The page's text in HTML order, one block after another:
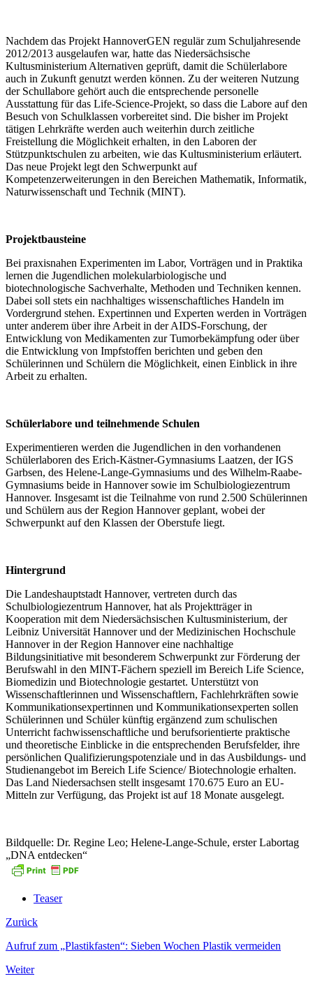
Nachdem das Projekt HannoverGEN regulär zum Schuljahresende
2012/2013 ausgelaufen war, hatte das Niedersächsische
Kultusministerium Alternativen geprüft, damit die Schülerlabore
auch in Zukunft genutzt werden können. Zu der weiteren Nutzung
der Schullabore gehört auch die entsprechende personelle
Ausstattung für das Life-Science-Projekt, so dass die Labore auf den
Besuch von Schulklassen vorbereitet sind. Die bisher im Projekt
tätigen Lehrkräfte werden auch weiterhin durch zeitliche
Freistellung die Möglichkeit erhalten, in den Laboren der
Stützpunktschulen zu arbeiten, wie das Kultusministerium erläutert.
Das neue Projekt legt den Schwerpunkt auf
Kompetenzerweiterungen in den Bereichen Mathematik, Informatik,
Naturwissenschaft und Technik (MINT).
Projektbausteine
Bei praxisnahen Experimenten im Labor, Vorträgen und in Praktika
lernen die Jugendlichen molekularbiologische und
biotechnologische Sachverhalte, Methoden und Techniken kennen.
Dabei soll stets ein nachhaltiges wissenschaftliches Handeln im
Vordergrund stehen. Expertinnen und Experten werden in Vorträgen
unter anderem über ihre Arbeit in der AIDS-Forschung, der
Entwicklung von Medikamenten zur Tumorbekämpfung oder über
die Entwicklung von Impfstoffen berichten und geben den
Schülerinnen und Schülern die Möglichkeit, einen Einblick in ihre
Arbeit zu erhalten.
Schülerlabore und teilnehmende Schulen
Experimentieren werden die Jugendlichen in den vorhandenen
Schülerlaboren des Erich-Kästner-Gymnasiums Laatzen, der IGS
Garbsen, des Helene-Lange-Gymnasiums und des Wilhelm-Raabe-
Gymnasiums beide in Hannover sowie im Schulbiologiezentrum
Hannover. Insgesamt ist die Teilnahme von rund 2.500 Schülerinnen
und Schülern aus der Region Hannover geplant, wobei der
Schwerpunkt auf den Klassen der Oberstufe liegt.
Hintergrund
Die Landeshauptstadt Hannover, vertreten durch das
Schulbiologiezentrum Hannover, hat als Projektträger in
Kooperation mit dem Niedersächsischen Kultusministerium, der
Leibniz Universität Hannover und der Medizinischen Hochschule
Hannover in der Region Hannover eine nachhaltige
Bildungsinitiative mit besonderem Schwerpunkt zur Förderung der
Berufswahl in den MINT-Fächern speziell im Bereich Life Science,
Biomedizin und Biotechnologie gestartet. Unterstützt von
Wissenschaftlerinnen und Wissenschaftlern, Fachlehrkräften sowie
Kommunikationsexpertinnen und Kommunikationsexperten sollen
Schülerinnen und Schüler künftig ergänzend zum schulischen
Unterricht fachwissenschaftliche und berufsorientierte praktische
und theoretische Einblicke in die entsprechenden Berufsfelder, ihre
persönlichen Qualifizierungspotenziale und in das Ausbildungs- und
Studienangebot im Bereich Life Science/ Biotechnologie erhalten.
Das Land Niedersachsen stellt insgesamt 170.675 Euro an EU-
Mitteln zur Verfügung, das Projekt ist auf 18 Monate ausgelegt.
Bildquelle: Dr. Regine Leo; Helene-Lange-Schule, erster Labortag
„DNA entdecken“
Teaser
Zurück
Aufruf zum „Plastikfasten“: Sieben Wochen Plastik vermeiden
Weiter